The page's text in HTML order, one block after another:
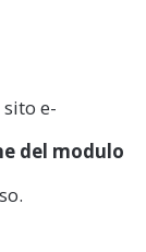
e-
del modulo